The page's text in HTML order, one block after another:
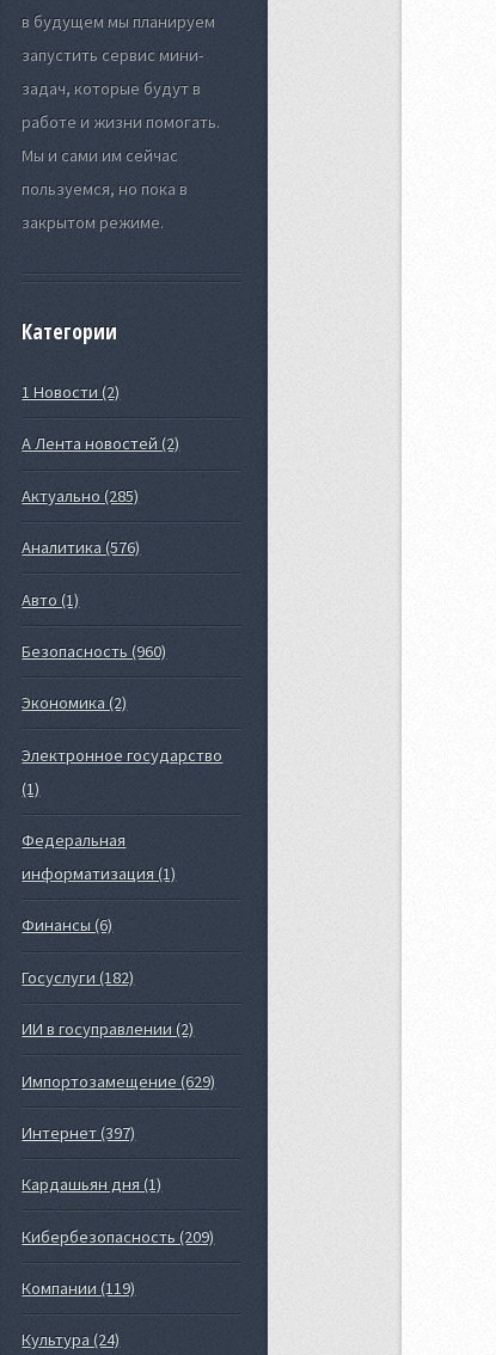
в будущем мы планируем
запустить сервис мини-
задач, которые будут в
работе и жизни помогать.
Мы и сами им сейчас
пользуемся, но пока в
закрытом режиме.
Категории
1 Новости (2)
А Лента новостей (2)
Актуально (285)
Аналитика (576)
Авто (1)
Безопасность (960)
Экономика (2)
Электронное государство
(1)
Федеральная
информатизация (1)
Финансы (6)
Госуслуги (182)
ИИ в госуправлении (2)
Импортозамещение (629)
Интернет (397)
Кардашьян дня (1)
Кибербезопасность (209)
Компании (119)
Культура (24)